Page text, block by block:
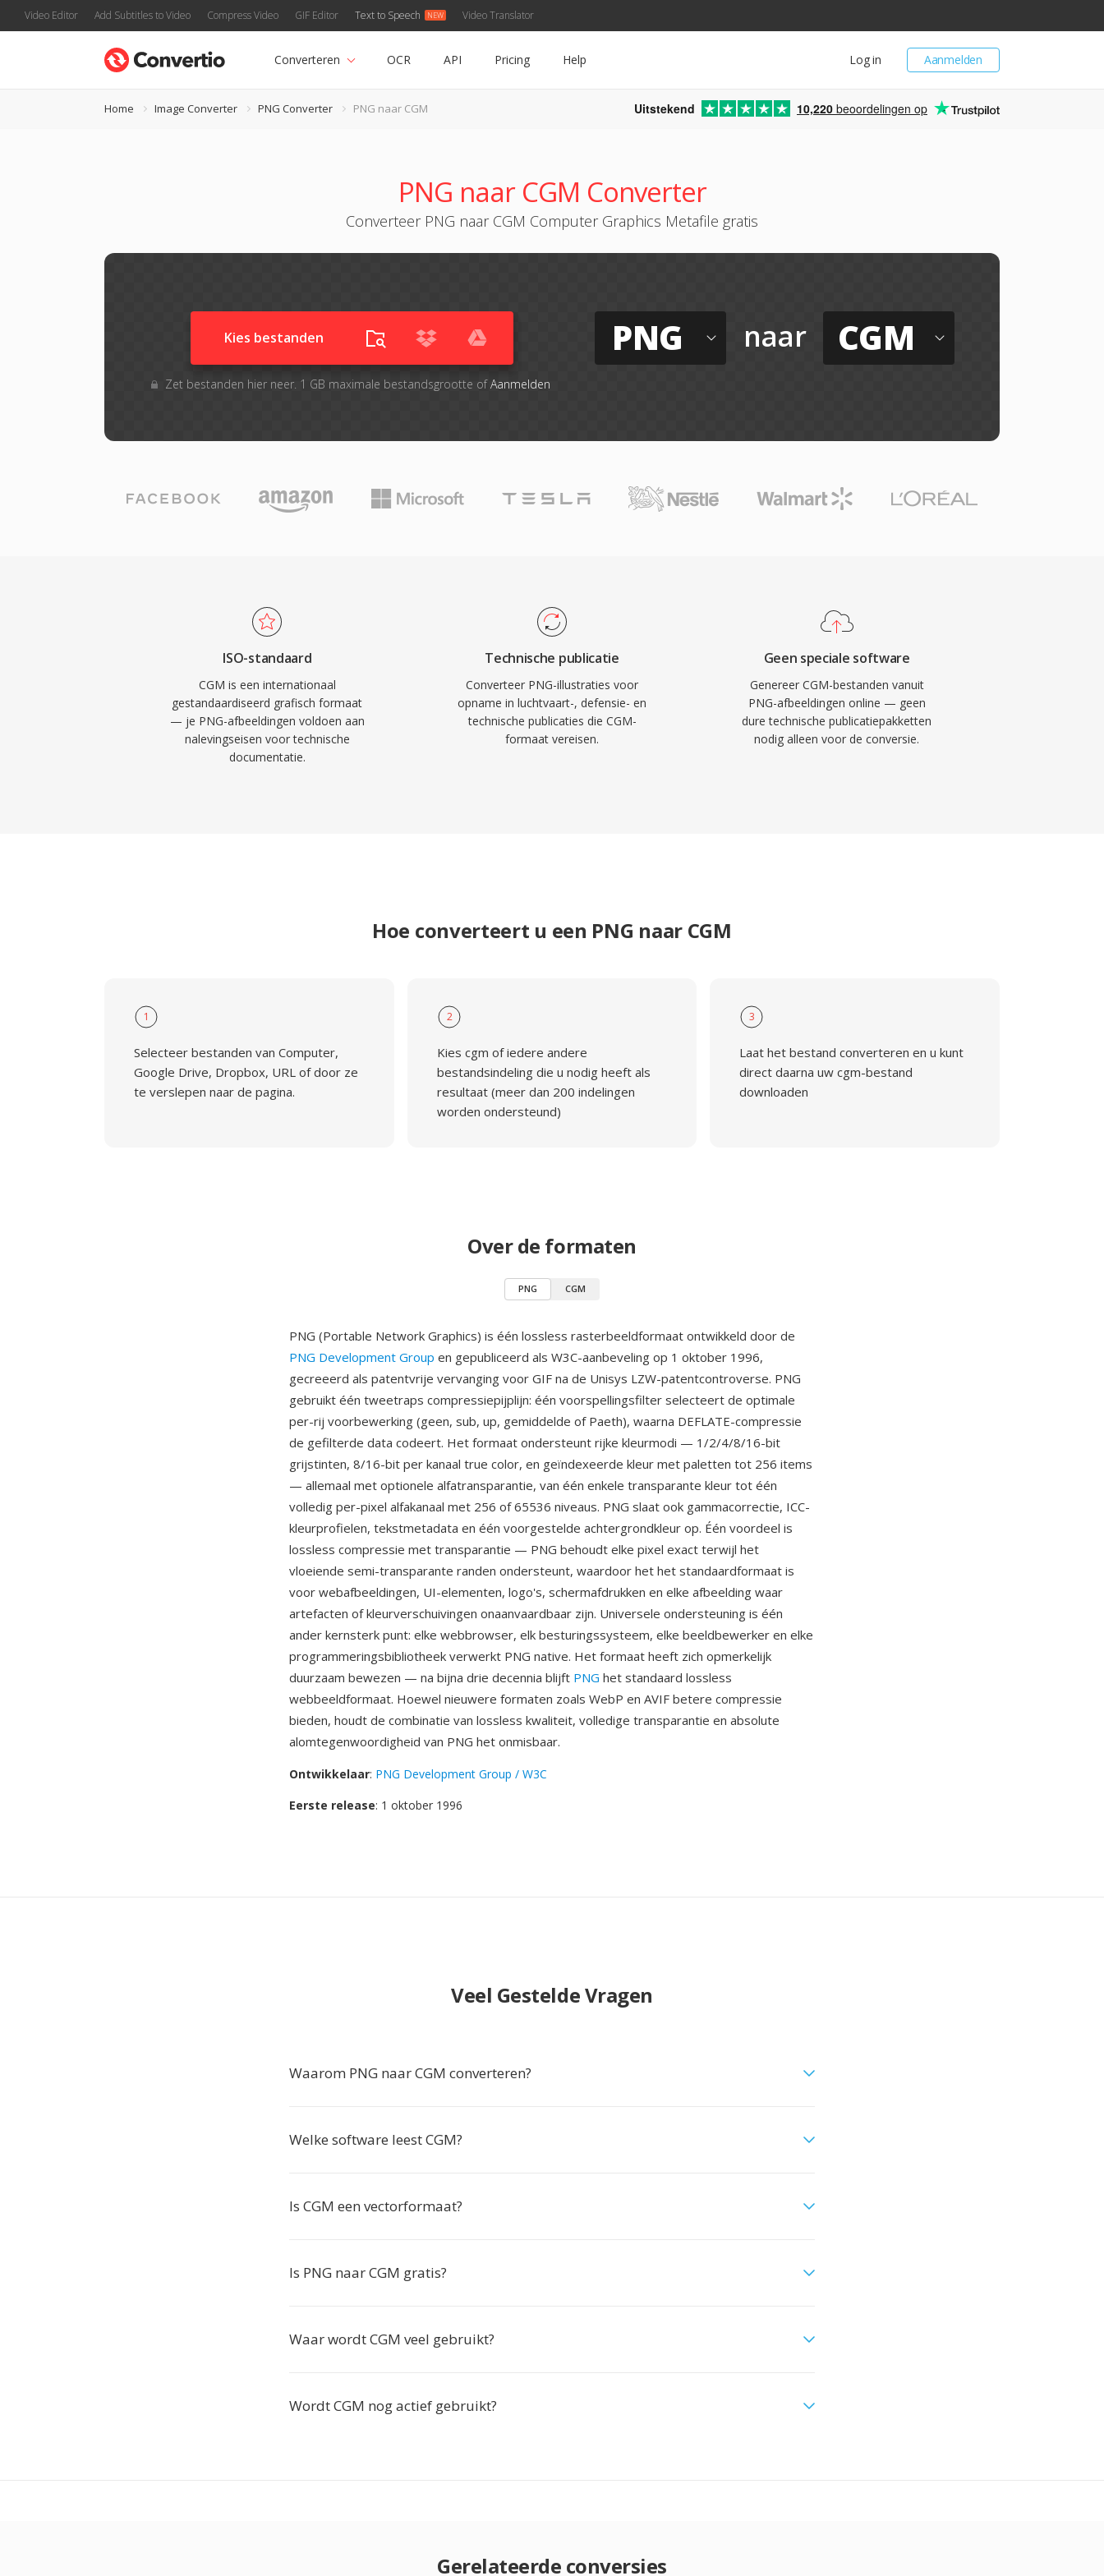
Video Editor Add Subtitles to Video Compress Video GIF Editor Text to Speech Video Translator
Aanmelden
Log in
Converteren OCR API Pricing Help
Home Image Converter PNG Converter PNG naar CGM Uitstekend 10,220 beoordelingen op
PNG naar CGM Converter
Converteer PNG naar CGM Computer Graphics Metafile gratis
Kies bestanden
Zet bestanden hier neer. 1 GB maximale bestandsgrootte ofAanmelden
PNG naar CGM
ISO-standaard
CGM is een internationaal
gestandaardiseerd grafisch formaat
— je PNG-afbeeldingen voldoen aan
nalevingseisen voor technische
documentatie.
Technische publicatie
Converteer PNG-illustraties voor
opname in luchtvaart-, defensie- en
technische publicaties die CGM-
formaat vereisen.
Geen speciale software
Genereer CGM-bestanden vanuit
PNG-afbeeldingen online — geen
dure technische publicatiepakketten
nodig alleen voor de conversie.
Hoe converteert u een PNG naar CGM
1
Selecteer bestanden van Computer,
Google Drive, Dropbox, URL of door ze
te verslepen naar de pagina.
2
Kies cgm of iedere andere
bestandsindeling die u nodig heeft als
resultaat (meer dan 200 indelingen
worden ondersteund)
3
Laat het bestand converteren en u kunt
direct daarna uw cgm-bestand
downloaden
Over de formaten
PNG CGM
PNG (Portable Network Graphics) is één lossless rasterbeeldformaat ontwikkeld door de
PNG Development Group en gepubliceerd als W3C-aanbeveling op 1 oktober 1996,
gecreeerd als patentvrije vervanging voor GIF na de Unisys LZW-patentcontroverse. PNG
gebruikt één tweetraps compressiepijplijn: één voorspellingsfilter selecteert de optimale
per-rij voorbewerking (geen, sub, up, gemiddelde of Paeth), waarna DEFLATE-compressie
de gefilterde data codeert. Het formaat ondersteunt rijke kleurmodi — 1/2/4/8/16-bit
grijstinten, 8/16-bit per kanaal true color, en geïndexeerde kleur met paletten tot 256 items
— allemaal met optionele alfatransparantie, van één enkele transparante kleur tot één
volledig per-pixel alfakanaal met 256 of 65536 niveaus. PNG slaat ook gammacorrectie, ICC-
kleurprofielen, tekstmetadata en één voorgestelde achtergrondkleur op. Één voordeel is
lossless compressie met transparantie — PNG behoudt elke pixel exact terwijl het
vloeiende semi-transparante randen ondersteunt, waardoor het het standaardformaat is
voor webafbeeldingen, UI-elementen, logo's, schermafdrukken en elke afbeelding waar
artefacten of kleurverschuivingen onaanvaardbaar zijn. Universele ondersteuning is één
ander kernsterk punt: elke webbrowser, elk besturingssysteem, elke beeldbewerker en elke
programmeringsbibliotheek verwerkt PNG native. Het formaat heeft zich opmerkelijk
duurzaam bewezen — na bijna drie decennia blijft PNG het standaard lossless
webbeeldformaat. Hoewel nieuwere formaten zoals WebP en AVIF betere compressie
bieden, houdt de combinatie van lossless kwaliteit, volledige transparantie en absolute
alomtegenwoordigheid van PNG het onmisbaar.
Ontwikkelaar: PNG Development Group / W3C
Eerste release: 1 oktober 1996
Veel Gestelde Vragen
Waarom PNG naar CGM converteren?
Welke software leest CGM?
Is CGM een vectorformaat?
Is PNG naar CGM gratis?
Waar wordt CGM veel gebruikt?
Wordt CGM nog actief gebruikt?
Gerelateerde conversies